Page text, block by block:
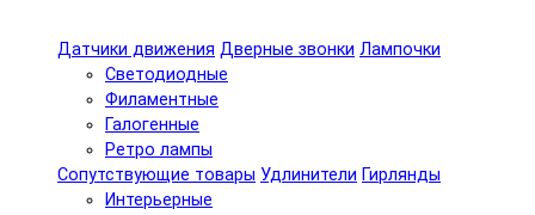
Датчики движения Дверные звонки Лампочки
Светодиодные
Филаментные
Галогенные
Ретро лампы
Сопутствующие товары Удлинители Гирлянды
Интерьерные